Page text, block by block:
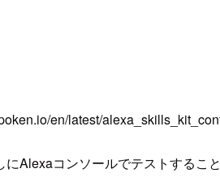
en/latest/
Alexaコンソールでテストすること